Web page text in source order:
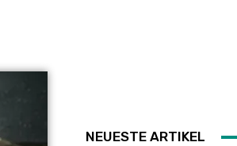
NEUESTE ARTIKEL